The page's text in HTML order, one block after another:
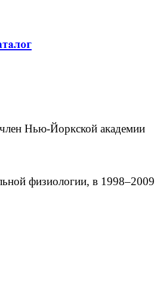
Нью-Йоркской академии
физиологии, в 1998–2009